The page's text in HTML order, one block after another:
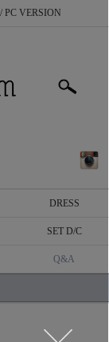
PC VERSION
DRESS
SET D/C
Q&A